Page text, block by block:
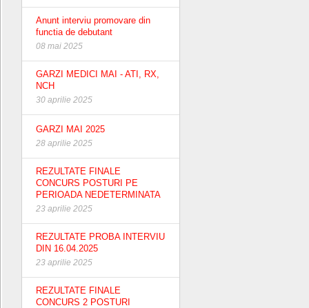
Anunt interviu promovare din
functia de debutant
08 mai 2025
GARZI MEDICI MAI - ATI, RX,
NCH
30 aprilie 2025
GARZI MAI 2025
28 aprilie 2025
REZULTATE FINALE
CONCURS POSTURI PE
PERIOADA NEDETERMINATA
23 aprilie 2025
REZULTATE PROBA INTERVIU
DIN 16.04.2025
23 aprilie 2025
REZULTATE FINALE
CONCURS 2 POSTURI